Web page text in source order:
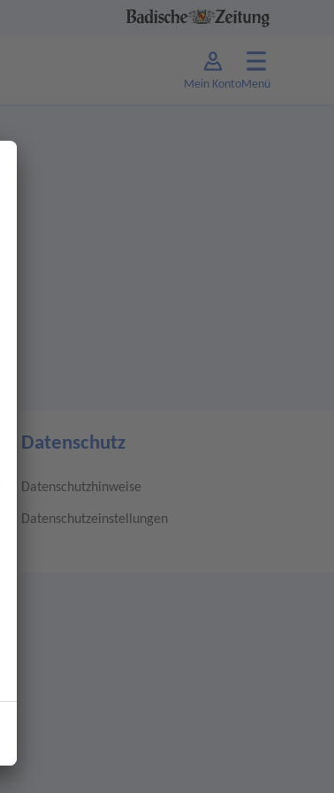
Mein KontoMenü
Datenschutz
Datenschutzhinweise
Datenschutzeinstellungen